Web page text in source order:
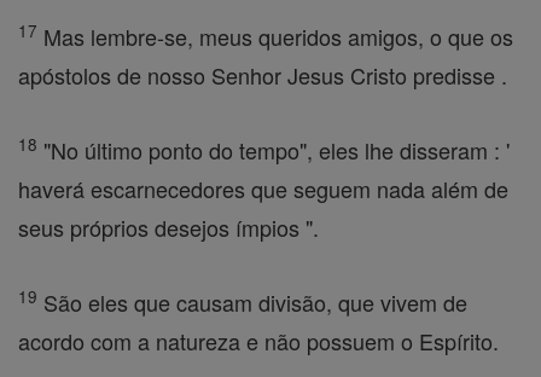
17 Mas lembre-se, meus queridos amigos, o que os
apóstolos de nosso Senhor Jesus Cristo predisse .
18 "No último ponto do tempo", eles lhe disseram : '
haverá escarnecedores que seguem nada além de
seus próprios desejos ímpios ".
19 São eles que causam divisão, que vivem de
acordo com a natureza e não possuem o Espírito.